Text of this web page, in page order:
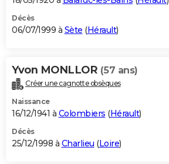
Décès
06/07/1999 à Sète (Hérault)
Yvon MONLLOR (57 ans)
Créer une cagnotte obsèques
Naissance
16/12/1941 à Colombiers (Hérault)
Décès
25/12/1998 à Charlieu (Loire)